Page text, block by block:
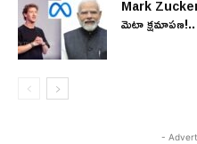
Mark
మెటా క్షమాపణ!..
-